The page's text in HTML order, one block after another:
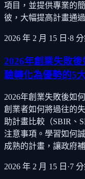
項目，並提供專業的
彼，大幅提高計畫通
2026 年 2 月 15 日 ·8
2026年創業失敗
驗轉化為優勢的5
2026年創業失敗後如
創業者如何將過往的
助計畫比較（SBIR、
注意事項。學習如何
成熟的計畫，讓政府
2026 年 2 月 15 日 ·7